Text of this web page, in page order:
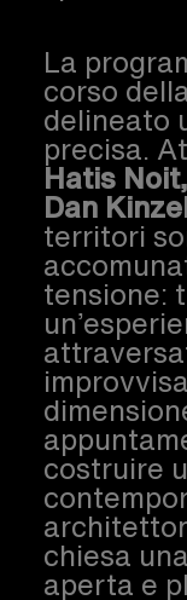
La
corso
delineato
precisa.
Hatis
Dan
territori
tensione:
costruire
chiesa
aperta e